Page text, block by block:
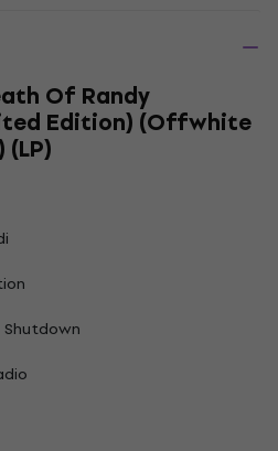
Of Randy
Edition) (Offwhite